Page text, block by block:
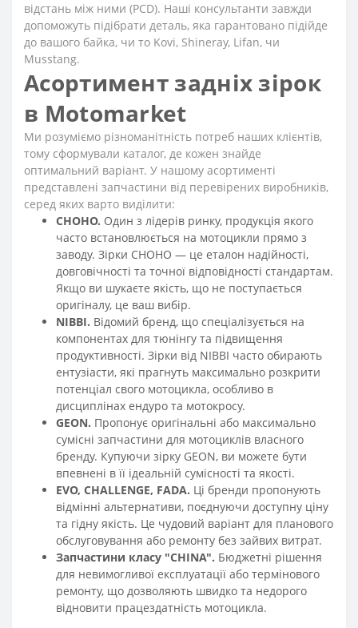
відстань між ними (PCD). Наші консультанти завжди
допоможуть підібрати деталь, яка гарантовано підійде
до вашого байка, чи то Kovi, Shineray, Lifan, чи
Musstang.
Асортимент задніх зірок
в Motomarket
Ми розуміємо різноманітність потреб наших клієнтів,
тому сформували каталог, де кожен знайде
оптимальний варіант. У нашому асортименті
представлені запчастини від перевірених виробників,
серед яких варто виділити:
CHOHO. Один з лідерів ринку, продукція якого
часто встановлюється на мотоцикли прямо з
заводу. Зірки CHOHO — це еталон надійності,
довговічності та точної відповідності стандартам.
Якщо ви шукаєте якість, що не поступається
оригіналу, це ваш вибір.
NIBBI. Відомий бренд, що спеціалізується на
компонентах для тюнінгу та підвищення
продуктивності. Зірки від NIBBI часто обирають
ентузіасти, які прагнуть максимально розкрити
потенціал свого мотоцикла, особливо в
дисциплінах ендуро та мотокросу.
GEON. Пропонує оригінальні або максимально
сумісні запчастини для мотоциклів власного
бренду. Купуючи зірку GEON, ви можете бути
впевнені в її ідеальній сумісності та якості.
EVO, CHALLENGE, FADA. Ці бренди пропонують
відмінні альтернативи, поєднуючи доступну ціну
та гідну якість. Це чудовий варіант для планового
обслуговування або ремонту без зайвих витрат.
Запчастини класу "CHINA". Бюджетні рішення
для невимогливої експлуатації або термінового
ремонту, що дозволяють швидко та недорого
відновити працездатність мотоцикла.